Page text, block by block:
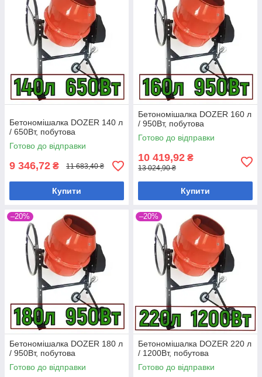
Бетономішалка DOZER 140 л
/ 650Вт, побутова
Готово до відправки
9 346,72 ₴ 11 683,40 ₴
Купити
Бетономішалка DOZER 160 л
/ 950Вт, побутова
Готово до відправки
10 419,92 ₴
13 024,90 ₴
Купити
–20%
Бетономішалка DOZER 180 л
/ 950Вт, побутова
Готово до відправки
–20%
Бетономішалка DOZER 220 л
/ 1200Вт, побутова
Готово до відправки